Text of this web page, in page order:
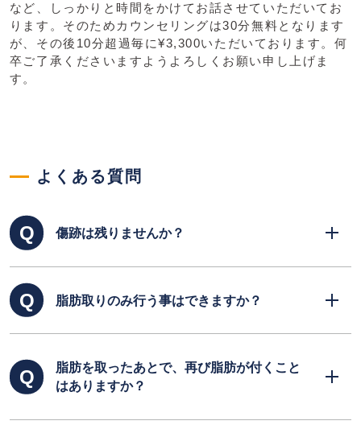
など、しっかりと時間をかけてお話させていただいてお
ります。そのためカウンセリングは30分無料となります
が、その後10分超過毎に¥3,300いただいております。何
卒ご了承くださいますようよろしくお願い申し上げま
す。
よくある質問
傷跡は残りませんか？
傷が目立たない位置を選んで手術を行いますの
で、殆どわかりません。
脂肪取りのみ行う事はできますか？
可能です。二重まぶたの場合は脂肪取りのみ行
うこともできます。
脂肪を取ったあとで、再び脂肪が付くこと
はありますか？